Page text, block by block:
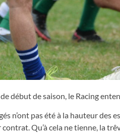
de saison, le Racing
n’ont pas été à la hauteur des
Qu’à cela ne tienne, la